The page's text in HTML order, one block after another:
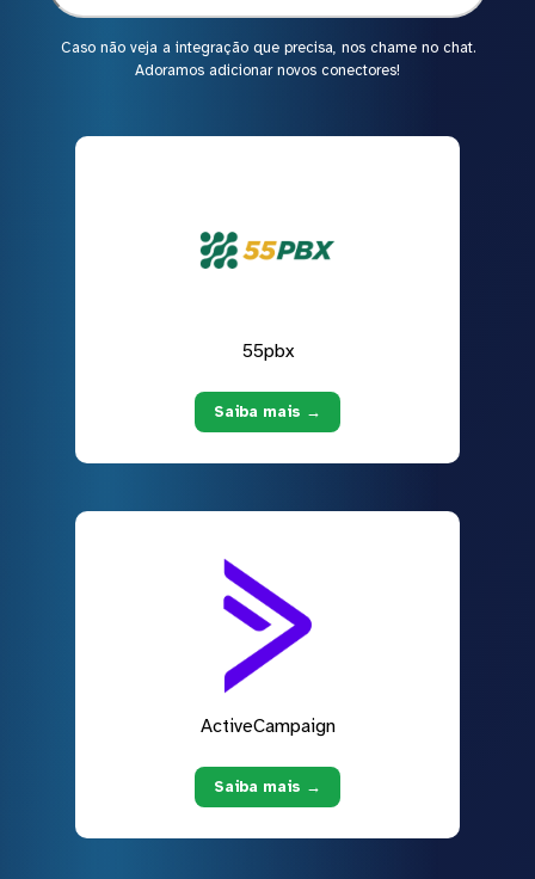
Caso não veja a integração que precisa, nos chame no chat.
Adoramos adicionar novos conectores!
55pbx
Saiba mais →
ActiveCampaign
Saiba mais →